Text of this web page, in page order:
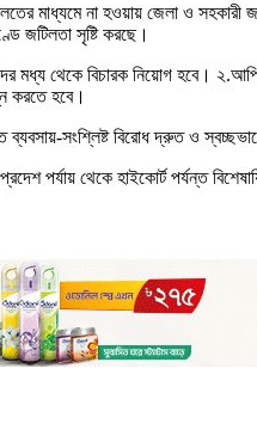
মাধ্যমে না হওয়ায় জেলা ও
জটিলতা সৃষ্টি করছে।
মধ্য থেকে বিচারক নিয়োগ হবে।
করতে হবে।
সংশ্লিষ্ট বিরোধ দ্রুত ও
পর্যায় থেকে হাইকোর্ট পর্যন্ত